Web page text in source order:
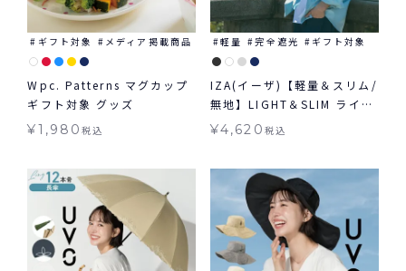
ギフト対象 メディア掲載商品
Wpc. Patterns マグカップ
ギフト対象 グッズ
¥1,980税込
軽量 完全遮光 ギフト対象
IZA(イーザ)【軽量＆スリム/
無地】LIGHT＆SLIM ライト
＆スリム 軽量 日傘 折りたた
¥4,620 税込